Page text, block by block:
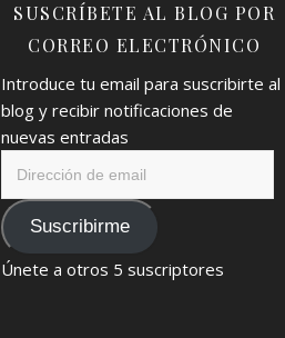
SUSCRÍBETE AL BLOG POR
CORREO ELECTRÓNICO
Introduce tu email para suscribirte al
blog y recibir notificaciones de
nuevas entradas
emailSuscribirme
Únete a otros 5 suscriptores